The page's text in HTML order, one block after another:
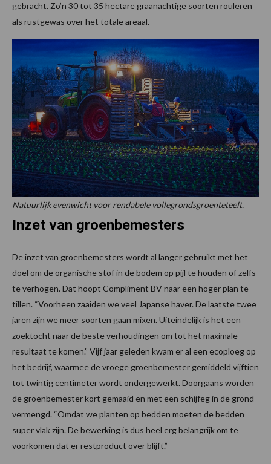
gebracht. Zo’n 30 tot 35 hectare graanachtige soorten rouleren
als rustgewas over het totale areaal.
Natuurlijk evenwicht voor rendabele vollegrondsgroenteteelt.
Inzet van groenbemesters
De inzet van groenbemesters wordt al langer gebruikt met het
doel om de organische stof in de bodem op pijl te houden of zelfs
te verhogen. Dat hoopt Compliment BV naar een hoger plan te
tillen. “Voorheen zaaiden we veel Japanse haver. De laatste twee
jaren zijn we meer soorten gaan mixen. Uiteindelijk is het een
zoektocht naar de beste verhoudingen om tot het maximale
resultaat te komen.” Vijf jaar geleden kwam er al een ecoploeg op
het bedrijf, waarmee de vroege groenbemester gemiddeld vijftien
tot twintig centimeter wordt ondergewerkt. Doorgaans worden
de groenbemester kort gemaaid en met een schijfeg in de grond
vermengd. “Omdat we planten op bedden moeten de bedden
super vlak zijn. De bewerking is dus heel erg belangrijk om te
voorkomen dat er restproduct over blijft.”